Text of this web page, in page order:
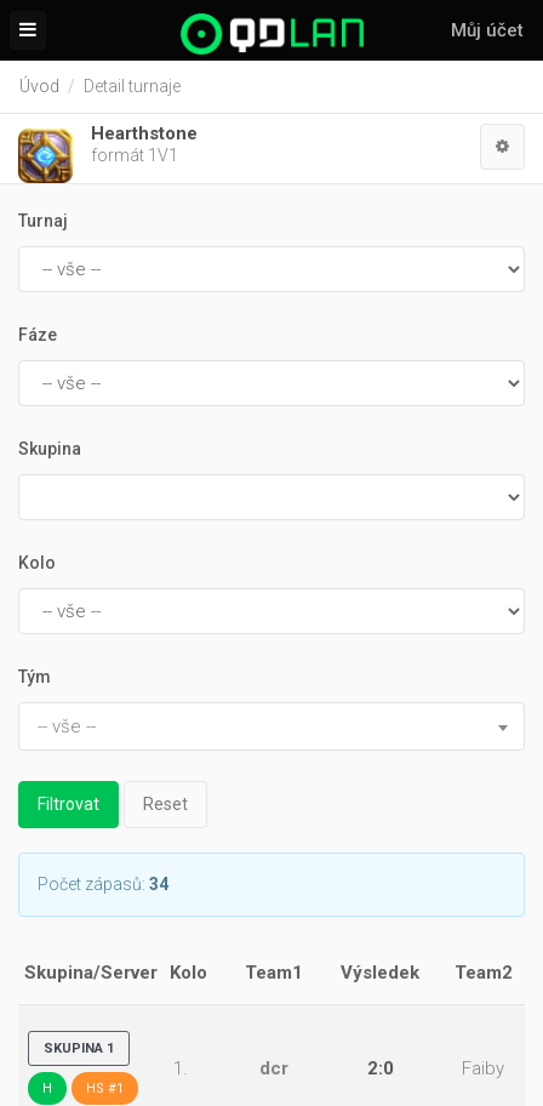
Můj účet
Úvod Detail turnaje
Hearthstone
formát 1V1
Turnaj
Fáze
Skupina
Kolo
Tým
-- vše --
Reset
Počet zápasů: 34
Skupina/Server Kolo Team1 Výsledek Team2
SKUPINA 1
H HS #1
1. dcr 2:0 Faiby